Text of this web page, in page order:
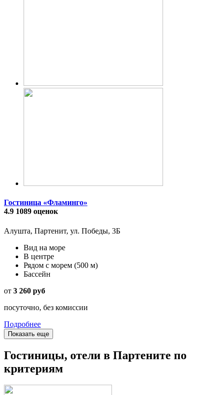
Гостиница «Фламинго»
4.9 1089 оценок
Алушта, Партенит, ул. Победы, 3Б
Вид на море
В центре
Рядом с морем (500 м)
Бассейн
от 3 260 руб
посуточно, без комиссии
Подробнее
Показать еще
Гостиницы, отели в Партените по
критериям